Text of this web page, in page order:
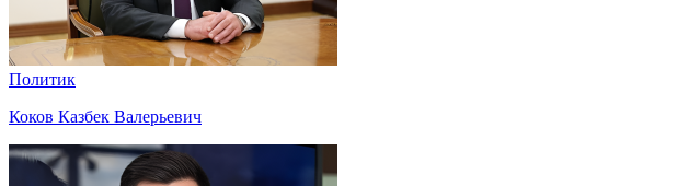
Политик
Коков Казбек Валерьевич